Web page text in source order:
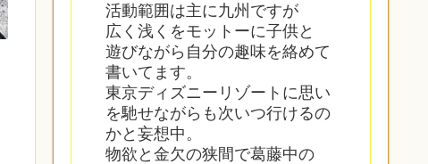
活動範囲は主に九州ですが
広く浅くをモットーに子供と
遊びながら自分の趣味を絡めて
書いてます。
東京ディズニーリゾートに思い
を馳せながらも次いつ行けるの
かと妄想中。
物欲と金欠の狭間で葛藤中の